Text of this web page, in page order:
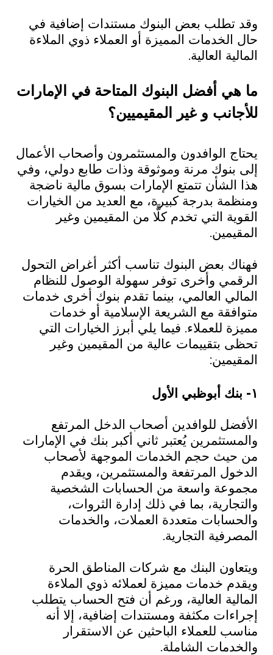
وقد تطلب بعض البنوك مستندات إضافية في
حال الخدمات المميزة أو العملاء ذوي الملاءة
المالية العالية.
ما هي أفضل البنوك المتاحة في الإمارات
للأجانب و غير المقيميين؟
يحتاج الوافدون والمستثمرون وأصحاب الأعمال
إلى بنوك مرنة وموثوقة وذات طابع دولي، وفي
هذا الشأن تتمتع الإمارات بسوق مالية ناضجة
ومنظمة بدرجة كبيرة، مع العديد من الخيارات
القوية التي تخدم كلًّا من المقيمين وغير
المقيمين.
فهناك بعض البنوك تناسب أكثر أغراض التحول
الرقمي وأخرى توفر سهولة الوصول للنظام
المالي العالمي، بينما تقدم بنوك أخرى خدمات
متوافقة مع الشريعة الإسلامية أو خدمات
مميزة للعملاء. فيما يلي أبرز الخيارات التي
تحظى بتقييمات عالية من المقيمين وغير
المقيمين:
١- بنك أبوظبي الأول
الأفضل للوافدين أصحاب الدخل المرتفع
والمستثمرينيُعتبر ثاني أكبر بنك في الإمارات
من حيث حجم الخدمات الموجهة لأصحاب
الدخول المرتفعة والمستثمرين، ويقدم
مجموعة واسعة من الحسابات الشخصية
والتجارية، بما في ذلك إدارة الثروات،
والحسابات متعددة العملات، والخدمات
المصرفية التجارية.
ويتعاون البنك مع شركات المناطق الحرة
ويقدم خدمات مميزة لعملائه ذوي الملاءة
المالية العالية، ورغم أن فتح الحساب يتطلب
إجراءات مكثفة ومستندات إضافية، إلا أنه
مناسب للعملاء الباحثين عن الاستقرار
والخدمات الشاملة.